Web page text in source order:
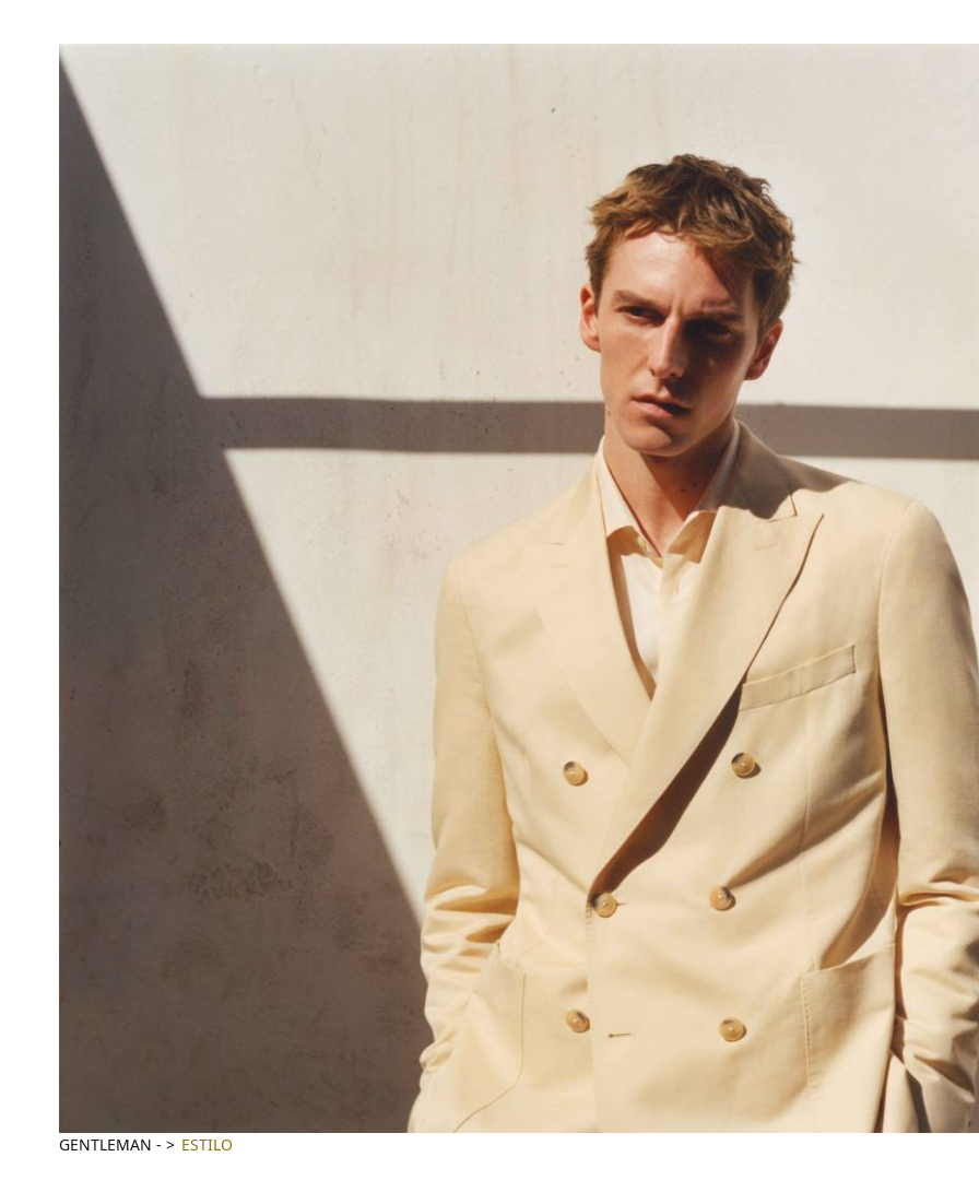
GENTLEMAN - ESTILO